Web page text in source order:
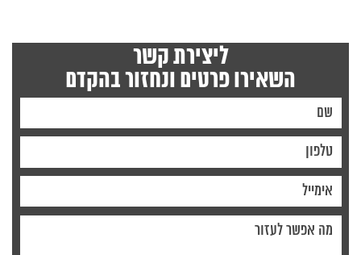
ליצירת קשר
השאירו פרטים ונחזור בהקדם